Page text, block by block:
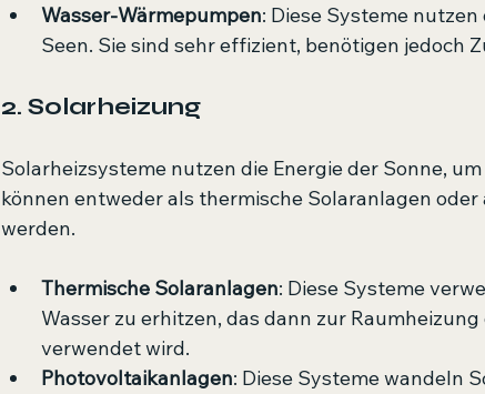
Wasser-Wärmepumpen: Diese Systeme
Seen. Sie sind sehr effizient, benötigen jedoch
2. Solarheizung
Solarheizsysteme nutzen die Energie der Sonne,
können entweder als thermische Solaranlagen
werden.
Thermische Solaranlagen: Diese Systeme
Wasser zu erhitzen, das dann zur
verwendet wird.
Photovoltaikanlagen: Diese Systeme wandeln